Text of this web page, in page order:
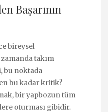
Başarının
bireysel
takım
bu noktada
bu kadar kritik?
bir yapbozun tüm
oturması gibidir.